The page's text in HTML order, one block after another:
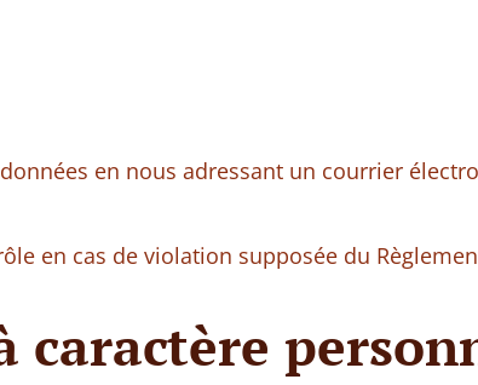
en nous adressant un courrier
en cas de violation supposée du
caractère